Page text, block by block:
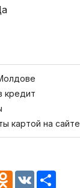
кредит
картой на сайте
Odnoklassniki
VK